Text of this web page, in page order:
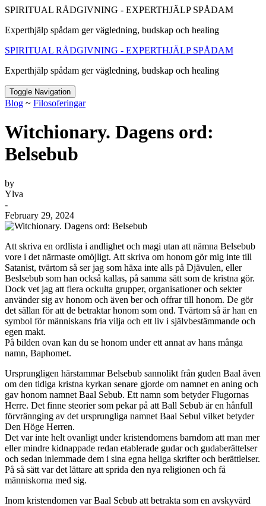
SPIRITUAL RÅDGIVNING - EXPERTHJÄLP SPÅDAM
Experthjälp spådam ger vägledning, budskap och healing
SPIRITUAL RÅDGIVNING - EXPERTHJÄLP SPÅDAM
Experthjälp spådam ger vägledning, budskap och healing
Toggle Navigation
Blog ~ Filosoferingar
Witchionary. Dagens ord:
Belsebub
by
Ylva
-
February 29, 2024
Att skriva en ordlista i andlighet och magi utan att nämna Belsebub
vore i det närmaste omöjligt. Att skriva om honom gör mig inte till
Satanist, tvärtom så ser jag som häxa inte alls på Djävulen, eller
Beslsebub som han också kallas, på samma sätt som de kristna gör.
Dock vet jag att flera ockulta grupper, organisationer och sekter
använder sig av honom och även ber och offrar till honom. De gör
det sällan för att de betraktar honom som ond. Tvärtom så är han en
symbol för människans fria vilja och ett liv i självbestämmande och
egen makt.
På bilden ovan kan du se honom under ett annat av hans många
namn, Baphomet.
Ursprungligen härstammar Belsebub sannolikt från guden Baal även
om den tidiga kristna kyrkan senare gjorde om namnet en aning och
gav honom namnet Baal Sebub. Ett namn som betyder Flugornas
Herre. Det finne steorier som pekar på att Ball Sebub är en hånfull
förvrännging av det ursprungliga namnet Baal Sebul vilket betyder
Den Höge Herren.
Det var inte helt ovanligt under kristendomens barndom att man mer
eller mindre kidnappade redan etablerade gudar och gudaberättelser
och sedan inlemmade dem i sina egna heliga skrifter och berättlelser.
På så sätt var det lättare att sprida den nya religionen och få
människorna med sig.
Inom kristendomen var Baal Sebub att betrakta som en avskyvärd